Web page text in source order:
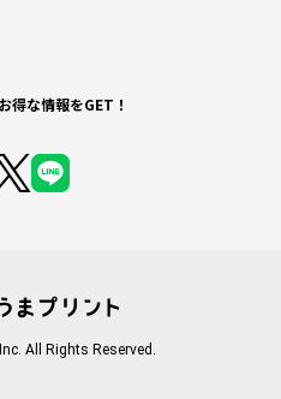
得な情報をGET！
All Rights Reserved.